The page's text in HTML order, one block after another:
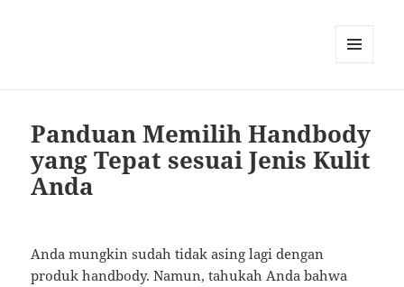
Panduan Memilih Handbody
yang Tepat sesuai Jenis Kulit
Anda
Anda mungkin sudah tidak asing lagi dengan
produk handbody. Namun, tahukah Anda bahwa